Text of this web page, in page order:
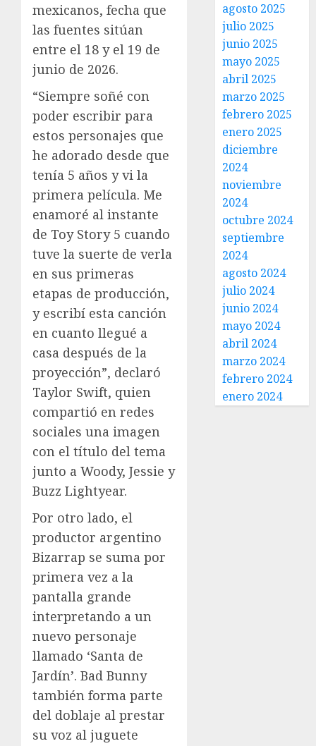
mexicanos, fecha que
las fuentes sitúan
entre el 18 y el 19 de
junio de 2026.
“Siempre soñé con
poder escribir para
estos personajes que
he adorado desde que
tenía 5 años y vi la
primera película. Me
enamoré al instante
de Toy Story 5 cuando
tuve la suerte de verla
en sus primeras
etapas de producción,
y escribí esta canción
en cuanto llegué a
casa después de la
proyección”, declaró
Taylor Swift, quien
compartió en redes
sociales una imagen
con el título del tema
junto a Woody, Jessie y
Buzz Lightyear.
Por otro lado, el
productor argentino
Bizarrap se suma por
primera vez a la
pantalla grande
interpretando a un
nuevo personaje
llamado ‘Santa de
Jardín’. Bad Bunny
también forma parte
del doblaje al prestar
su voz al juguete
agosto 2025
julio 2025
junio 2025
mayo 2025
abril 2025
marzo 2025
febrero 2025
enero 2025
diciembre
2024
noviembre
2024
octubre 2024
septiembre
2024
agosto 2024
julio 2024
junio 2024
mayo 2024
abril 2024
marzo 2024
febrero 2024
enero 2024